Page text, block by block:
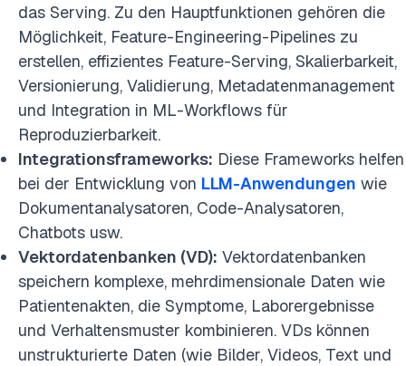
das Serving. Zu den Hauptfunktionen gehören die
Möglichkeit, Feature-Engineering-Pipelines zu
erstellen, effizientes Feature-Serving, Skalierbarkeit,
Versionierung, Validierung, Metadatenmanagement
und Integration in ML-Workflows für
Reproduzierbarkeit.
Integrationsframeworks: Diese Frameworks helfen
bei der Entwicklung von LLM-Anwendungen wie
Dokumentanalysatoren, Code-Analysatoren,
Chatbots usw.
Vektordatenbanken (VD): Vektordatenbanken
speichern komplexe, mehrdimensionale Daten wie
Patientenakten, die Symptome, Laborergebnisse
und Verhaltensmuster kombinieren. VDs können
unstrukturierte Daten (wie Bilder, Videos, Text und